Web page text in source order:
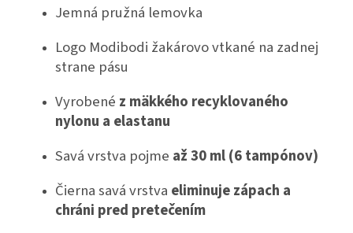
Jemná pružná lemovka
Logo Modibodi žakárovo vtkané na zadnej
strane pásu
Vyrobené z mäkkého recyklovaného
nylonu a elastanu
Savá vrstva pojme až 30 ml (6 tampónov)
Čierna savá vrstva eliminuje zápach a
chráni pred pretečením